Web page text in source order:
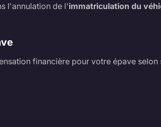
l'annulation de l'immatriculation du
financière pour votre épave selon